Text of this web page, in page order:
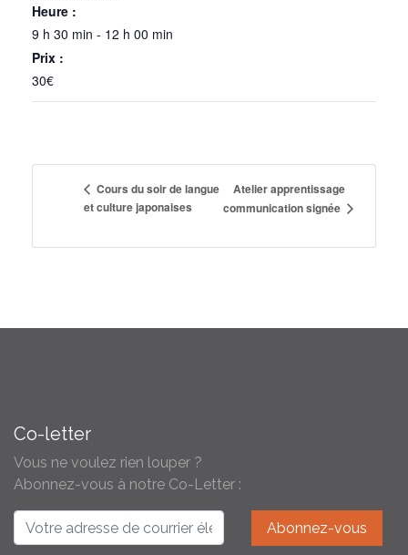
Heure :
9 h 30 min - 12 h 00 min
Prix :
30€
Cours du soir de langue
et culture japonaises
Atelier apprentissage
communication signée
Co-letter
Vous ne voulez rien louper ?
Abonnez-vous à notre Co-Letter :